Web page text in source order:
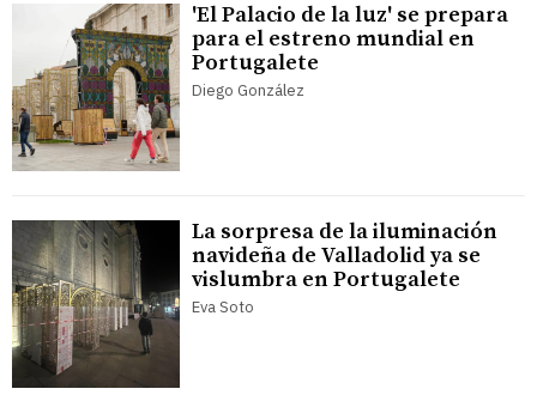
'El Palacio de la luz' se prepara
para el estreno mundial en
Portugalete
Diego González
La sorpresa de la iluminación
navideña de Valladolid ya se
vislumbra en Portugalete
Eva Soto